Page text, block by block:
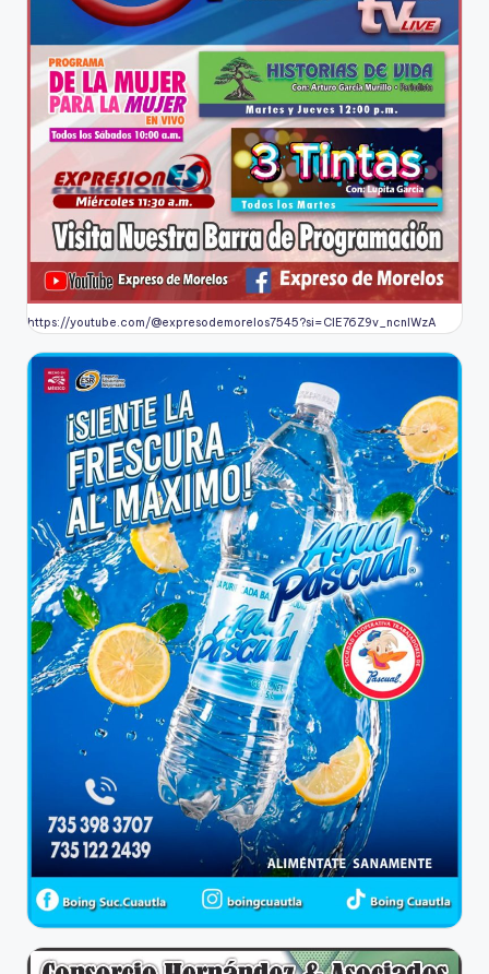
https://youtube.com/@expresodemorelos7545?si=CIE76Z9v_ncnlWzA